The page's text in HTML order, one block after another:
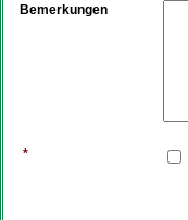
Bemerkungen
*